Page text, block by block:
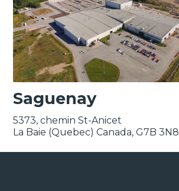
Saguenay
5373, chemin St-Anicet
La Baie (Quebec) Canada, G7B 3N8